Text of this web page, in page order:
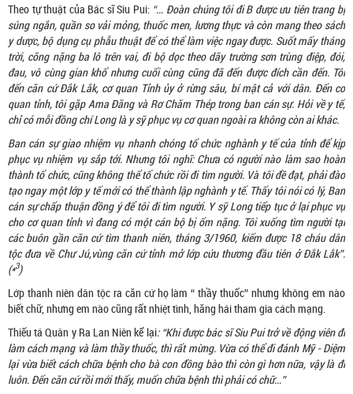
Theo tự thuật của Bác sĩ Siu Pui: “… Đoàn chúng tôi đi B được ưu tiên trang bị
súng ngắn, quần so vải mỏng, thuốc men, lương thực và còn mang theo sách
y dược, bộ dụng cụ phẫu thuật để có thể làm việc ngay được. Suốt mấy tháng
trời, cõng nặng ba lô trên vai, đi bộ dọc theo dãy trường sơn trùng điệp, đói,
đau, vô cùng gian khổ nhưng cuối cùng cũng đã đến được đích cần đến. Tôi
đến căn cứ Đắk Lắk, cơ quan Tỉnh ủy ở rừng sâu, bí mật cả với dân. Đến cơ
quan tỉnh, tôi gặp Ama Đăng và Rơ Chăm Thép trong ban cán sự. Hỏi về y tế,
chỉ có mỗi đồng chí Long là y sỹ phục vụ cơ quan ngoài ra không còn ai khác.
Ban cán sự giao nhiệm vụ nhanh chóng tổ chức nghành y tế của tỉnh để kịp
phục vụ nhiệm vụ sắp tới. Nhưng tôi nghĩ: Chưa có người nào làm sao hoàn
thành tổ chức, cũng không thể tổ chức rồi đi tìm người. Và tôi đề đạt, phải đào
tạo ngay một lớp y tế mới có thể thành lập nghành y tế. Thấy tôi nói có lý, Ban
cán sự chấp thuận đồng ý để tôi đi tìm người. Y sỹ Long tiếp tục ở lại phục vụ
cho cơ quan tỉnh vì đang có một cán bộ bị ốm nặng. Tôi xuống tìm người tại
các buôn gần căn cứ tìm thanh niên, tháng 3/1960, kiếm được 18 cháu dân
tộc đưa về Chư Jú,vùng căn cứ tỉnh mở lớp cứu thương đầu tiên ở Đắk Lắk”.
(*3)
Lớp thanh niên dân tộc ra căn cứ họ làm “ thầy thuốc” nhưng không em nào
biết chữ, nhưng em nào cũng rất nhiệt tình, hăng hái tham gia cách mạng.
Thiếu tá Quân y Ra Lan Niên kể lại: “Khi được bác sĩ Siu Pui trở về động viên đi
làm cách mạng và làm thầy thuốc, thì rất mừng. Vừa có thể đi đánh Mỹ - Diệm
lại vừa biết cách chữa bệnh cho bà con đồng bào thì còn gì hơn nữa, vậy là đi
luôn. Đến căn cứ rồi mới thấy, muốn chữa bệnh thì phải có chữ…”